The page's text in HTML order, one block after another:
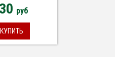
руб
КУПИТЬ